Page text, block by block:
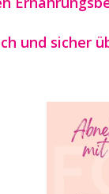
und sicher